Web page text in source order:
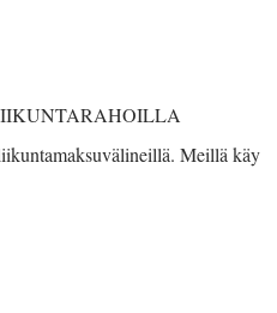
Meillä käy